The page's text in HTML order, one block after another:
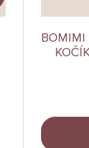
BOMIMI